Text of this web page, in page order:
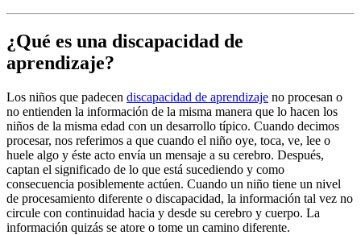
¿Qué es una discapacidad de
aprendizaje?
Los niños que padecen discapacidad de aprendizaje no procesan o
no entienden la información de la misma manera que lo hacen los
niños de la misma edad con un desarrollo típico. Cuando decimos
procesar, nos referimos a que cuando el niño oye, toca, ve, lee o
huele algo y éste acto envía un mensaje a su cerebro. Después,
captan el significado de lo que está sucediendo y como
consecuencia posiblemente actúen. Cuando un niño tiene un nivel
de procesamiento diferente o discapacidad, la información tal vez no
circule con continuidad hacia y desde su cerebro y cuerpo. La
información quizás se atore o tome un camino diferente.